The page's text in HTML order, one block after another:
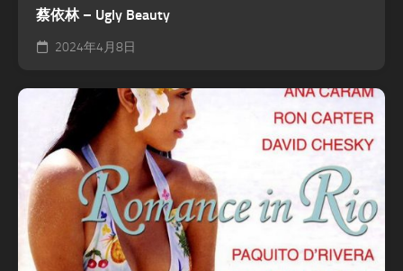
蔡依林 – Ugly Beauty
2024年4月8日